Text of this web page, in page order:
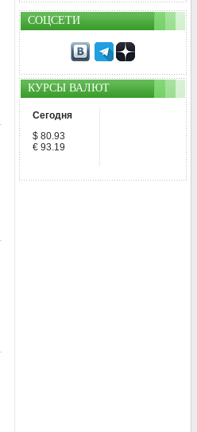
СОЦСЕТИ
КУРСЫ ВАЛЮТ
Сегодня
$ 80.93
€ 93.19